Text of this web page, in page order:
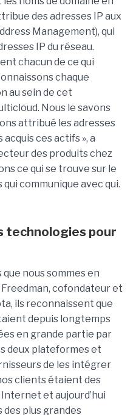
des adresses IP aux
Management), qui
IP du réseau.
chacun de ce qui
chaque
au sein de cet
Nous le savons
attribué les adresses
acquis ces actifs », a
des produits chez
ce qui se trouve sur le
communique avec qui.
technologies pour
nous sommes en
Freedman, cofondateur et
ils reconnaissent que
depuis longtemps
en grande partie par
deux plateformes et
de les intégrer
clients étaient des
et aujourd’hui
plus grandes